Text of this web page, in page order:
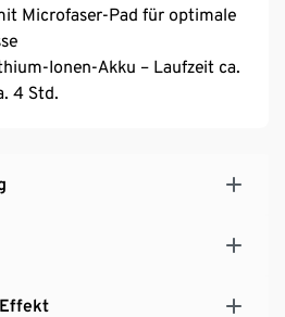
Microfaser-Pad für optimale
Ionen-Akku – Laufzeit ca.
4 Std.